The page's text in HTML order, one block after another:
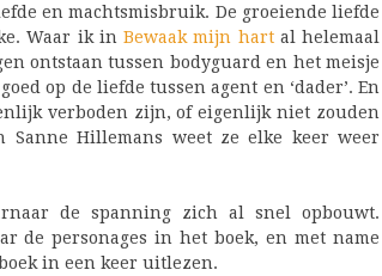
en machtsmisbruik. De groeiende liefde
Waar ik in Bewaak mijn hartal helemaal
ontstaan tussen bodyguard en het meisje
op de liefde tussen agent en ‘dader’. En
verboden zijn, of eigenlijk niet zouden
Hillemans weet ze elke keer weer
de spanning zich al snel opbouwt.
de personages in het boek, en met name
in een keer uitlezen.